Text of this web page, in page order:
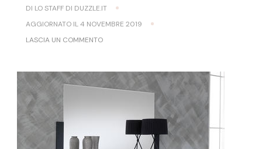
DI LO STAFF DI DUZZLE.IT
AGGIORNATO IL4 NOVEMBRE 2019
LASCIA UN COMMENTOSU
PRESENTE:
LE
DESIGN